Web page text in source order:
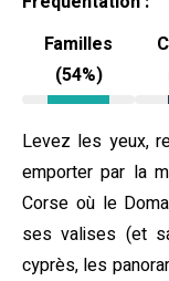
Familles
(54%)
Levez les yeux,
emporter par la
Corse où le
ses valises (et
cyprès, les